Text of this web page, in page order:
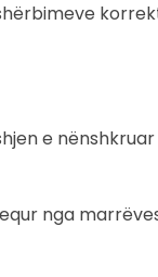
e nënshkruar
nga